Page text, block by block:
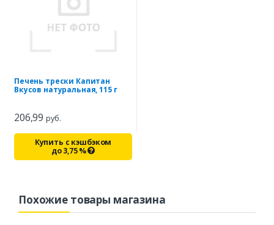
Печень трески Капитан
Вкусов натуральная, 115 г
206,99 руб.
Купить с кэшбэком
до3,75%
Похожие товары магазина